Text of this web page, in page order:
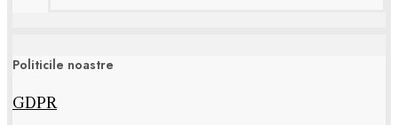
Politicile noastre
GDPR